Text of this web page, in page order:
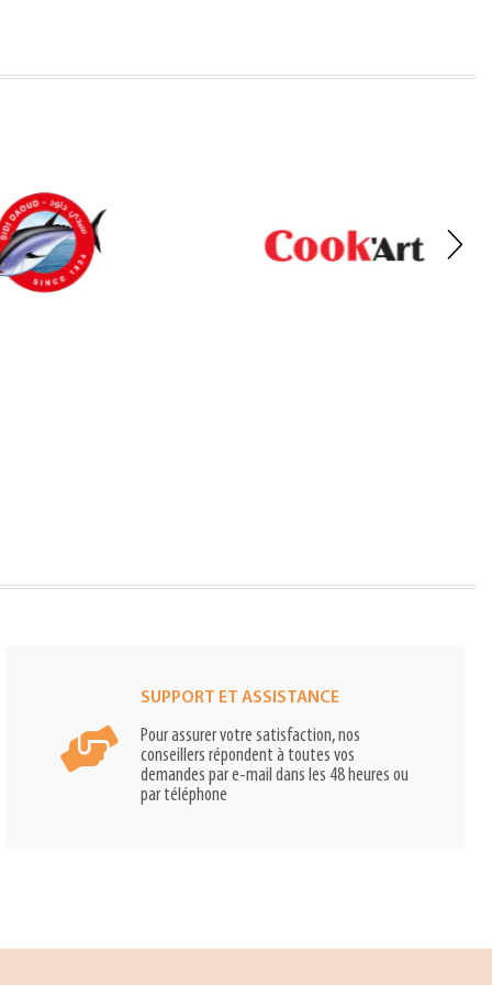
SUPPORT ET ASSISTANCE
Pour assurer votre satisfaction, nos
conseillers répondent à toutes vos
demandes par e-mail dans les 48 heures ou
par téléphone